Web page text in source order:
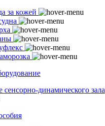
за кожей
сенсорно-динамического зала